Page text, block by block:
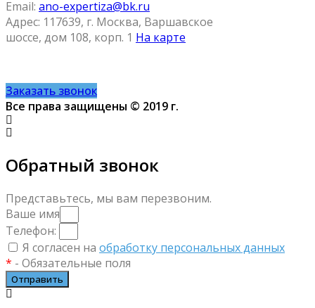
Email: ano-expertiza@bk.ru
Адрес: 117639, г. Москва, Варшавское
шоссе, дом 108, корп. 1 На карте
Заказать звонок
Все права защищены © 2019 г.
Обратный звонок
Представьтесь, мы вам перезвоним.
Ваше имя
Телефон:
Я согласен на обработку персональных данных
* - Обязательные поля
Отправить